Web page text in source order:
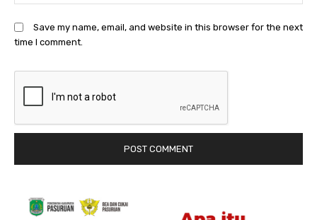
Save my name, email, and website in this browser for the next
time I comment.